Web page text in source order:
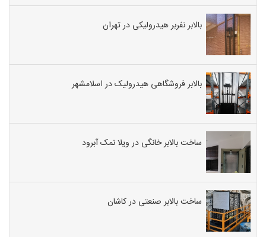
بالابر نفربر هیدرولیکی در تهران
بالابر فروشگاهی هیدرولیک در اسلامشهر
ساخت بالابر خانگی در ویلا نمک آبرود
ساخت بالابر صنعتی در کاشان